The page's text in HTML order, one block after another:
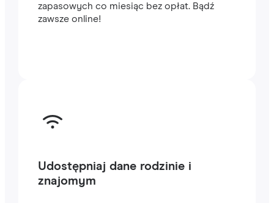
zapasowych co miesiąc bez opłat. Bądź
zawsze online!
Udostępniaj dane rodzinie i
znajomym